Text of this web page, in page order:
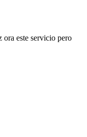
ora este servicio pero